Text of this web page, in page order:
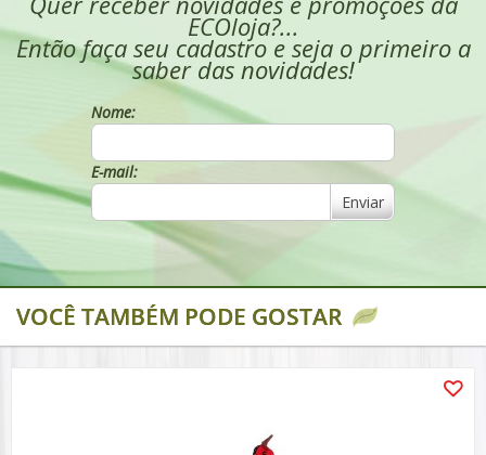
ECOloja?...
Então faça seu cadastro e seja o primeiro a
saber das novidades!
Nome:
E-mail:
Enviar
VOCÊ TAMBÉM PODE GOSTAR